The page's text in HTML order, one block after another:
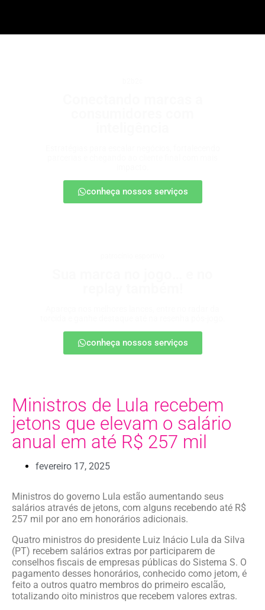
conheça nossos serviços
conheça nossos serviços
Ministros de Lula recebem
jetons que elevam o salário
anual em até R$ 257 mil
fevereiro 17, 2025
Ministros do governo Lula estão aumentando seus
salários através de jetons, com alguns recebendo até R$
257 mil por ano em honorários adicionais.
Quatro ministros do presidente Luiz Inácio Lula da Silva
(PT) recebem salários extras por participarem de
conselhos fiscais de empresas públicas do Sistema S. O
pagamento desses honorários, conhecido como jetom, é
feito a outros quatro membros do primeiro escalão,
totalizando oito ministros que recebem valores extras.